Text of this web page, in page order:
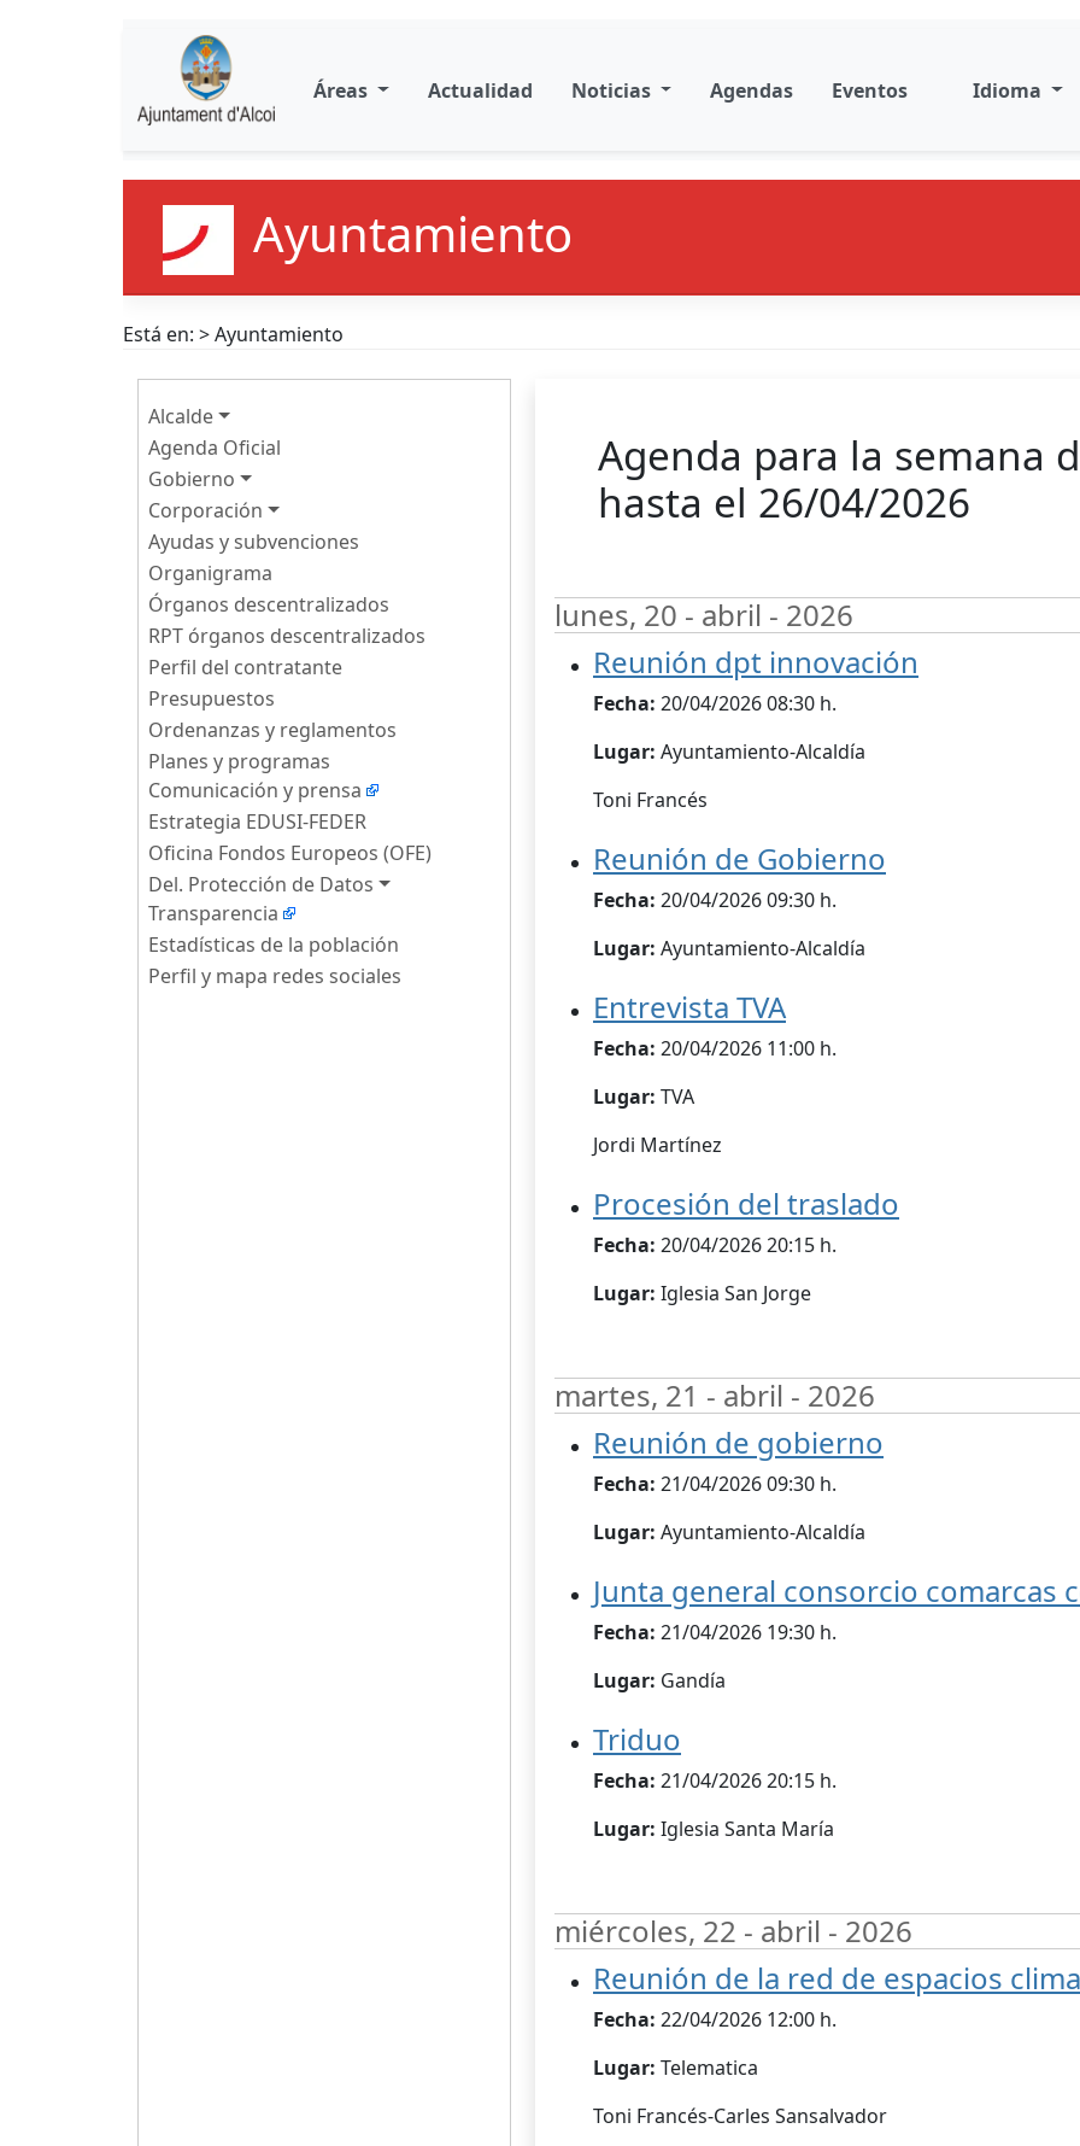
Áreas Actualidad Noticias Agendas Eventos Idioma
Ayuntamiento
Está en: > Ayuntamiento
Alcalde
Agenda Oficial
Gobierno
Corporación
Ayudas y subvenciones
Organigrama
Órganos descentralizados
RPT órganos descentralizados
Perfil del contratante
Presupuestos
Ordenanzas y reglamentos
Planes y programas
Comunicación y prensa
Estrategia EDUSI-FEDER
Oficina Fondos Europeos (OFE)
Del. Protección de Datos
Transparencia
Estadísticas de la población
Perfil y mapa redes sociales
Agenda para la semana
hasta el 26/04/2026
lunes, 20 - abril - 2026
Reunión dpt innovación
Fecha: 20/04/2026 08:30 h.
Lugar: Ayuntamiento-Alcaldía
Toni Francés
Reunión de Gobierno
Fecha: 20/04/2026 09:30 h.
Lugar: Ayuntamiento-Alcaldía
Entrevista TVA
Fecha: 20/04/2026 11:00 h.
Lugar: TVA
Jordi Martínez
Procesión del traslado
Fecha: 20/04/2026 20:15 h.
Lugar: Iglesia San Jorge
martes, 21 - abril - 2026
Reunión de gobierno
Fecha: 21/04/2026 09:30 h.
Lugar: Ayuntamiento-Alcaldía
Junta general consorcio comarcas
Fecha: 21/04/2026 19:30 h.
Lugar: Gandía
Triduo
Fecha: 21/04/2026 20:15 h.
Lugar: Iglesia Santa María
miércoles, 22 - abril - 2026
Reunión de la red de espacios
Fecha: 22/04/2026 12:00 h.
Lugar: Telematica
Toni Francés-Carles Sansalvador